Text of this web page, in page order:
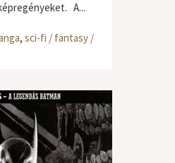
A...
, sci-fi / fantasy /